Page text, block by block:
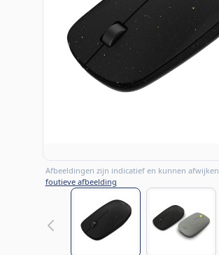
Afbeeldingen zijn indicatief en kunnen afwijken.
foutieve afbeelding
View larger image